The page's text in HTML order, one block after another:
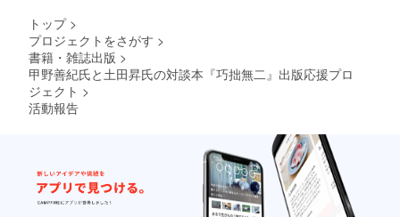
す。桐
予定で
す）。
ジット
い）。
※トー
ク
ショー
は、
2020年
には、
トいた
します
（掲載
順は、
順不同
トップ >
プロジェクトをさがす >
書籍・雑誌出版 >
甲野善紀氏と土田昇氏の対談本『巧拙無二』出版応援プロ
ジェクト >
活動報告